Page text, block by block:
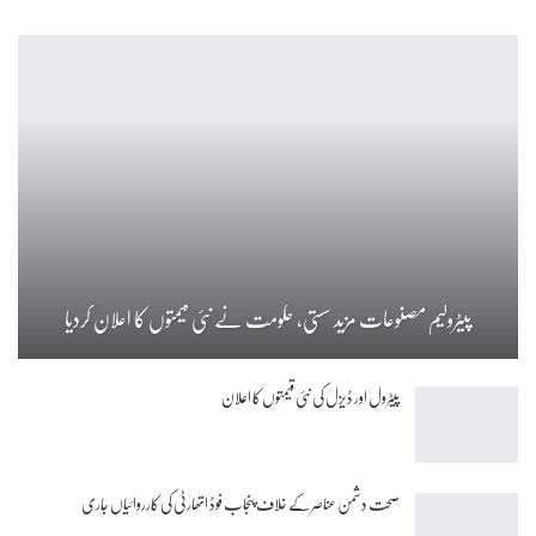
پیٹرولیم مصنوعات مزید سستی، حکومت نے نئی قیمتوں کا اعلان کردیا
پیٹرول اور ڈیزل کی نئی قیمتوں کا اعلان
صحت دشمن عناصر کے خلاف پنجاب فوڈ اتھارٹی کی کارروائیاں جاری